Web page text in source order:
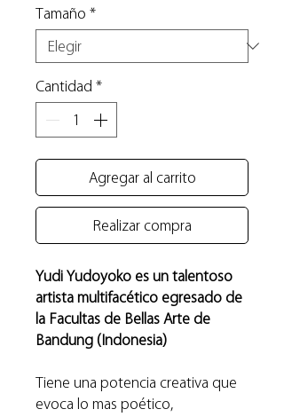
Tamaño *
Cantidad *
Agregar al carrito
Realizar compra
Yudi Yudoyoko es un talentoso
artista multifacético egresado de
la Facultas de Bellas Arte de
Bandung (Indonesia)
Tiene una potencia creativa que
evoca lo mas poético,